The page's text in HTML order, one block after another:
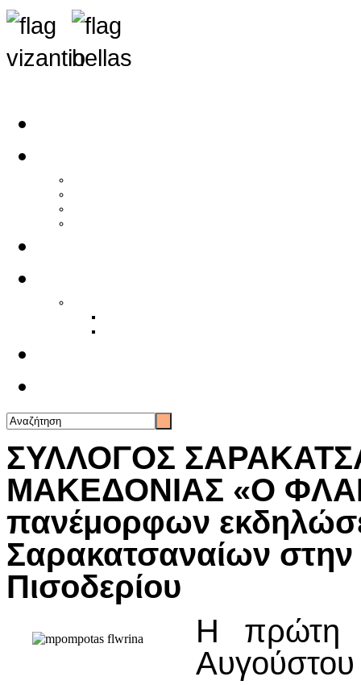
ΣΥΛΛΟΓΟΣ
ΜΑΚΕΔΟΝΙΑΣ «Ο
πανέμορφων
Σαρακατσαναίων στην
Πισοδερίου
H πρώτη